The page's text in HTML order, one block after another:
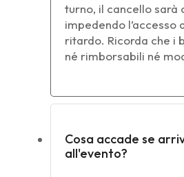
turno, il cancello sarà
impedendo l’accesso
ritardo. Ricorda che i
né rimborsabili né
Cosa accade se
all'evento?